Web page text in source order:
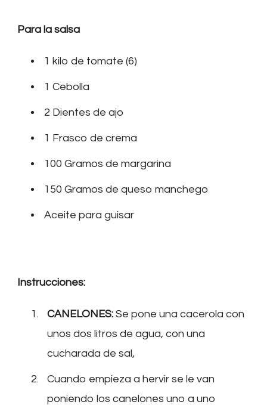
Para la salsa
1 kilo de tomate (6)
1 Cebolla
2 Dientes de ajo
1 Frasco de crema
100 Gramos de margarina
150 Gramos de queso manchego
Aceite para guisar
Instrucciones:
CANELONES: Se pone una cacerola con
unos dos litros de agua, con una
cucharada de sal,
Cuando empieza a hervir se le van
poniendo los canelones uno a uno